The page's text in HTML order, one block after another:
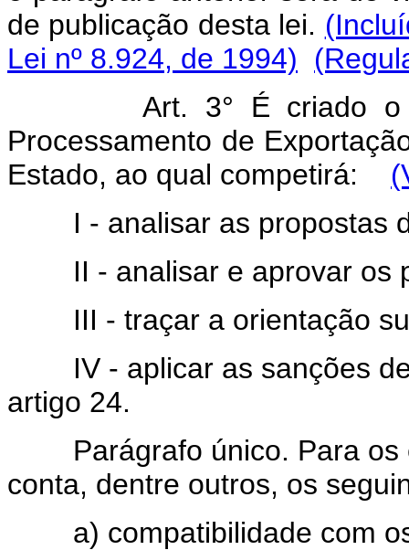
de publicação desta lei.
Lei nº 8.924, de 1994)
Art. 3° É criado o
Processamento de
Estado, ao qual competirá:
I - analisar as propostas
II - analisar e aprovar os
III - traçar a orientação
IV - aplicar as sanções de
artigo 24.
Parágrafo único. Para os
conta, dentre outros, os
a) compatibilidade com os